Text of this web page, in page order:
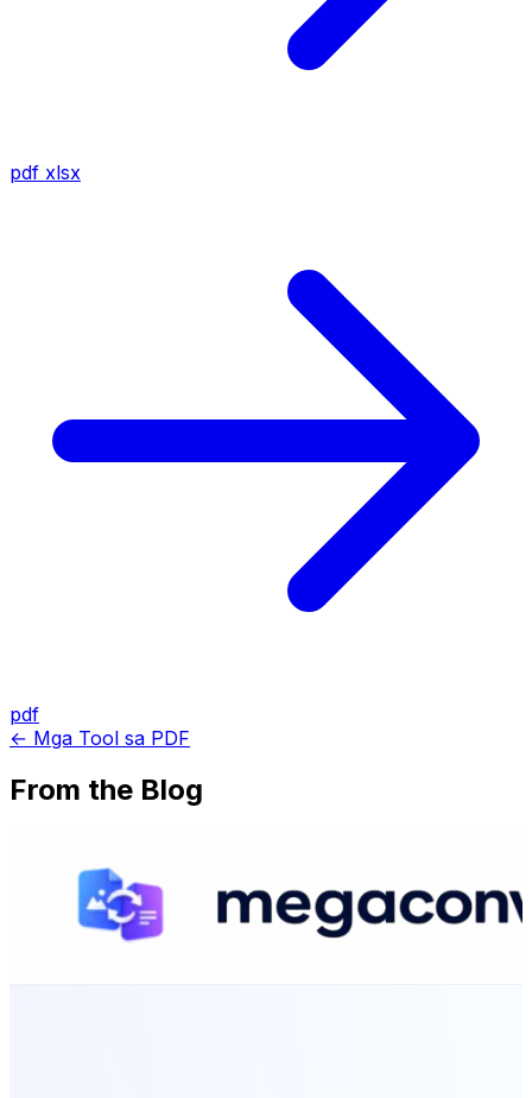
pdf xlsx
pdf
← Mga Tool sa PDF
From the Blog